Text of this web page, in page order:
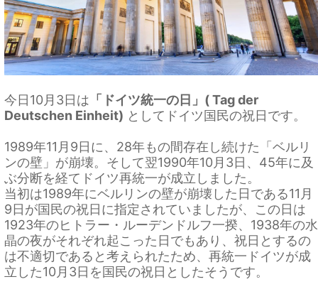
今日10月3日は 「ドイツ統一の日」( Tag der
Deutschen Einheit) としてドイツ国民の祝日です。
1989年11月9日に、28年もの間存在し続けた「ベルリ
ンの壁」が崩壊。そして翌1990年10月3日、45年に及
ぶ分断を経てドイツ再統一が成立しました。
当初は1989年にベルリンの壁が崩壊した日である11月
9日が国民の祝日に指定されていましたが、この日は
1923年のヒトラー・ルーデンドルフ一揆、1938年の水
晶の夜がそれぞれ起こった日でもあり、祝日とするの
は不適切であると考えられたため、再統一ドイツが成
立した10月3日を国民の祝日としたそうです。